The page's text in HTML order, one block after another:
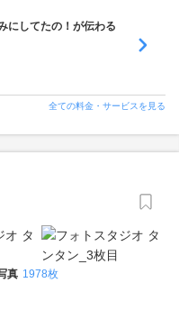
にしてたの！が伝わる
全ての料金・サービスを見る
真 1978枚